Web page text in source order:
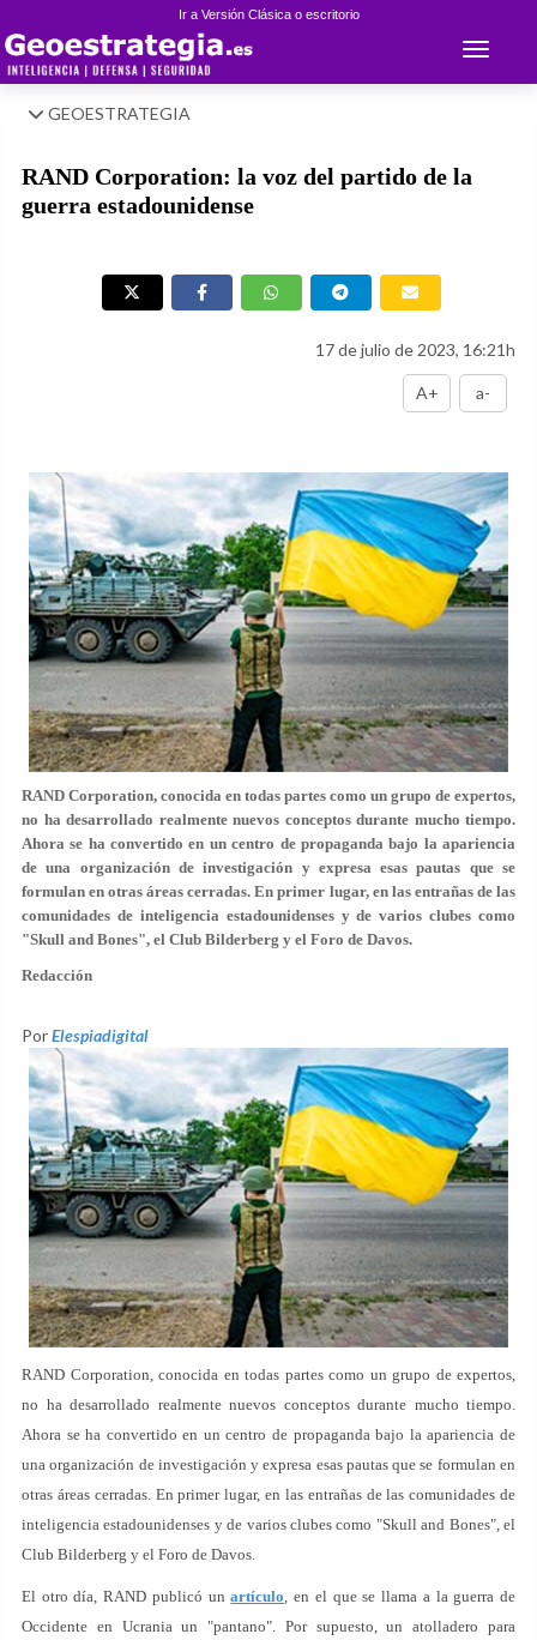
Ir a Versión Clásica o escritorio
Toggle
GEOESTRATEGIA
RAND Corporation: la voz del partido de la
guerra estadounidense
17 de julio de 2023, 16:21h
A+ a-
RAND Corporation, conocida en todas partes como un grupo de expertos,
no ha desarrollado realmente nuevos conceptos durante mucho tiempo.
Ahora se ha convertido en un centro de propaganda bajo la apariencia
de una organización de investigación y expresa esas pautas que se
formulan en otras áreas cerradas. En primer lugar, en las entrañas de las
comunidades de inteligencia estadounidenses y de varios clubes como
"Skull and Bones", el Club Bilderberg y el Foro de Davos.
Redacción
PorElespiadigital
RAND Corporation, conocida en todas partes como un grupo de expertos,
no ha desarrollado realmente nuevos conceptos durante mucho tiempo.
Ahora se ha convertido en un centro de propaganda bajo la apariencia de
una organización de investigación y expresa esas pautas que se formulan en
otras áreas cerradas. En primer lugar, en las entrañas de las comunidades de
inteligencia estadounidenses y de varios clubes como "Skull and Bones", el
Club Bilderberg y el Foro de Davos.
El otro día, RAND publicó unartículo, en el que se llama a la guerra de
Occidente en Ucrania un "pantano". Por supuesto, un atolladero para